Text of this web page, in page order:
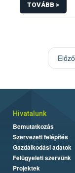
TOVÁBB >
Előző
Hivatalunk
Bemutatkozás
Szervezeti felépítés
Gazdálkodási adatok
Felügyeleti szervünk
Projektek